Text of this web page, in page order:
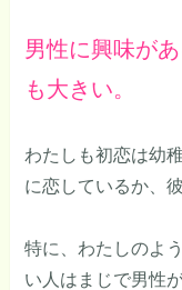
男性に興味が
も大きい。
わたしも初恋は幼
に恋しているか、
特に、わたしのよ
い人はまじで男性